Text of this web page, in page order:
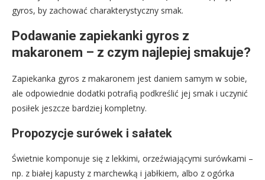
gyros, by zachować charakterystyczny smak.
Podawanie zapiekanki gyros z
makaronem – z czym najlepiej smakuje?
Zapiekanka gyros z makaronem jest daniem samym w sobie,
ale odpowiednie dodatki potrafią podkreślić jej smak i uczynić
posiłek jeszcze bardziej kompletny.
Propozycje surówek i sałatek
Świetnie komponuje się z lekkimi, orzeźwiającymi surówkami –
np. z białej kapusty z marchewką i jabłkiem, albo z ogórka